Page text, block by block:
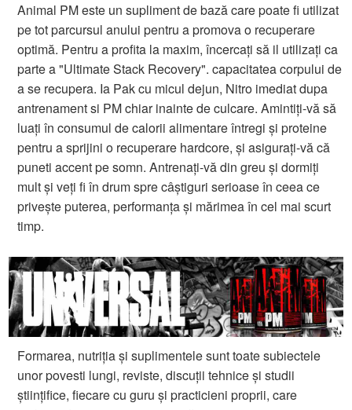
Animal PM este un supliment de bază care poate fi utilizat
pe tot parcursul anului pentru a promova o recuperare
optimă. Pentru a profita la maxim, încercați să il utilizați ca
parte a "Ultimate Stack Recovery". capacitatea corpului de
a se recupera. Ia Pak cu micul dejun, Nitro imediat dupa
antrenament si PM chiar inainte de culcare. Amintiți-vă să
luați în consumul de calorii alimentare întregi și proteine
pentru a sprijini o recuperare hardcore, și asigurați-vă că
puneti accent pe somn. Antrenați-vă din greu și dormiți
mult și veți fi în drum spre câștiguri serioase în ceea ce
privește puterea, performanța și mărimea în cel mai scurt
timp.
Formarea, nutriția și suplimentele sunt toate subiectele
unor povesti lungi, reviste, discuții tehnice și studii
științifice, fiecare cu guru și practicieni proprii, care